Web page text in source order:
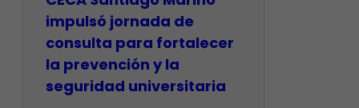
impulsó jornada de
consulta para fortalecer
la prevención y la
seguridad universitaria